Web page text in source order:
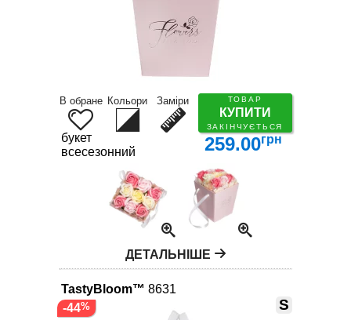
В обране Кольори Заміри ТОВАР
КУПИТИ
ЗАКІНЧУЄТЬСЯ
букет
всесезонний
259.00грн
ДЕТАЛЬНІШЕ
TastyBloom™ 8631
S
-44